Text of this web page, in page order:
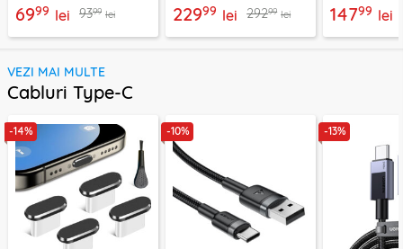
6999 lei 9399 lei 22999 lei 29299 lei 14799 lei
VEZI MAI MULTE
Cabluri Type-C
-14% -10% -13%